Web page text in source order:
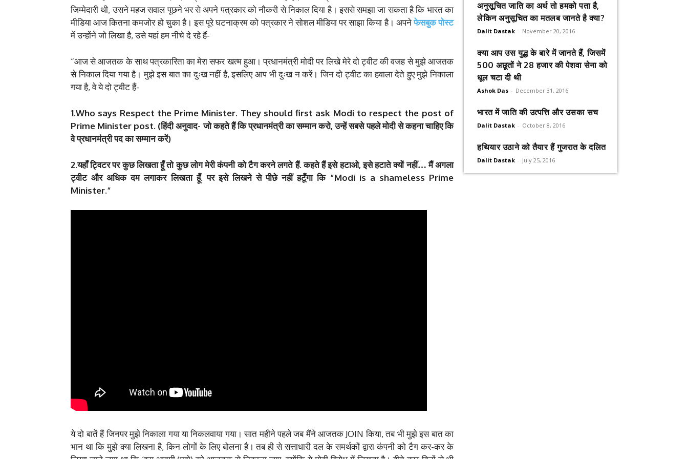
जिम्मेदारी थी, उसने महज सवाल पूछने भर से अपने पत्रकार को नौकरी से निकाल दिया है। इससे समझा जा सकता है कि भारत का
मीडिया आज कितना कमजोर हो चुका है। इस पूरे घटनाक्रम को पत्रकार ने सोशल मीडिया पर साझा किया है। अपनेफेसबुक पोस्ट
में उन्होंने जो लिखा है, उसे यहां हम नीचे दे रहे हैं-
“आज से आजतक के साथ पत्रकारिता का मेरा सफर खत्म हुआ। प्रधानमंत्री मोदी पर लिखे मेरे दो ट्वीट की वजह से मुझे आजतक
से निकाल दिया गया है। मुझे इस बात का दुःख नहीं है, इसलिए आप भी दुःख न करें। जिन दो ट्वीट का हवाला देते हुए मुझे निकाला
गया है, वे ये दो ट्वीट हैं-
1.Who says Respect the Prime Minister. They should first ask Modi to respect the post of
Prime Minister post. (हिंदी अनुवाद- जो कहते हैं कि प्रधानमंत्री का सम्मान करो, उन्हें सबसे पहले मोदी से कहना चाहिए कि
वे प्रधानमंत्री पद का सम्मान करें)
2.यहाँ ट्विटर पर कुछ लिखता हूँ तो कुछ लोग मेरी कंपनी को टैग करने लगते हैं. कहते हैं इसे हटाओ, इसे हटाते क्यों नहीं… मैं अगला
ट्वीट और अधिक दम लगाकर लिखता हूँ. पर इसे लिखने से पीछे नहीं हटूँगा कि ”Modi is a shameless Prime
Minister.”
ये दो बातें हैं जिनपर मुझे निकाला गया या निकलवाया गया। सात महीने पहले जब मैंने आजतक JOIN किया, तब भी मुझे इस बात का
भान था कि मुझे क्या लिखना है, किन लोगों के लिए बोलना है। तब ही से सत्ताधारी दल के समर्थकों द्वारा कंपनी को टैग कर-कर के
अनुसूचित जाति का अर्थ तो हमको पता है,
लेकिन अनुसूचित का मतलब जानते है क्या?
Dalit Dastak - November 20, 2016
क्या आप उस युद्ध के बारे में जानते हैं, जिसमें
500 अछूतों ने 28 हजार की पेशवा सेना को
धूल चटा दी थी
Ashok Das - December 31, 2016
भारत में जाति की उत्पत्ति और उसका सच
Dalit Dastak - October 8, 2016
हथियार उठाने को तैयार हैं गुजरात के दलित
Dalit Dastak - July 25, 2016